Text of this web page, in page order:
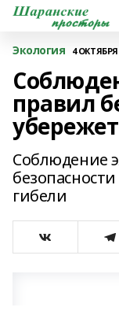
Экология 4 ОКТЯБРЯ
правил
Соблюдение
гибели